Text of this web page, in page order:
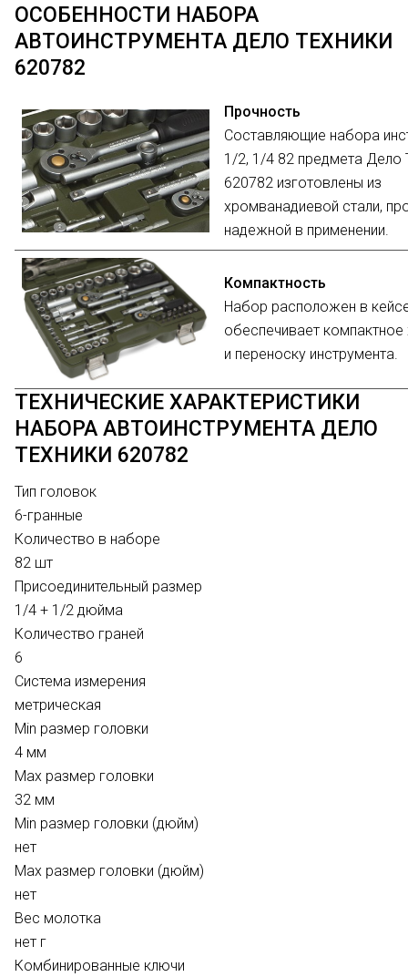
ОСОБЕННОСТИ НАБОРА
АВТОИНСТРУМЕНТА ДЕЛО ТЕХНИКИ
620782
Прочность
Составляющие набора
1/2, 1/4 82 предмета Дело
620782 изготовлены из
хромванадиевой стали,
надежной в применении.
Компактность
Набор расположен в
обеспечивает компактное
и переноску инструмента.
ТЕХНИЧЕСКИЕ ХАРАКТЕРИСТИКИ
НАБОРА АВТОИНСТРУМЕНТА ДЕЛО
ТЕХНИКИ 620782
Тип головок
6-гранные
Количество в наборе
82 шт
Присоединительный размер
1/4 + 1/2 дюйма
Количество граней
6
Система измерения
метрическая
Min размер головки
4 мм
Max размер головки
32 мм
Min размер головки (дюйм)
нет
Max размер головки (дюйм)
нет
Вес молотка
нет г
Комбинированные ключи